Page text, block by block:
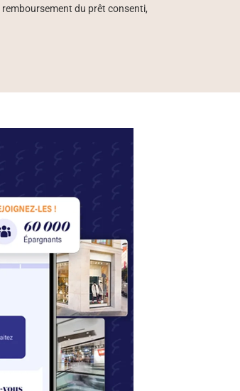
du prêt consenti,